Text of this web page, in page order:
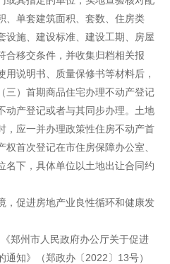
、单套建筑面积、套数、住房类
设施、建设标准、建设工期、房屋
合移交条件，并收集归档相关报
说明书、质量保修书等材料后，
三）首期商品住宅办理不动产登记
动产登记或者与其同步办理。土地
，应一并办理政策性住房不动产首
首次登记在市住房保障办公室、
名下，具体单位以土地出让合同约
，促进房地产业良性循环和健康发
郑州市人民政府办公厅关于促进
知》（郑政办〔2022〕13号）